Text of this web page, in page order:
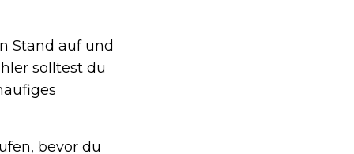
Stand auf und
solltest du
bevor du